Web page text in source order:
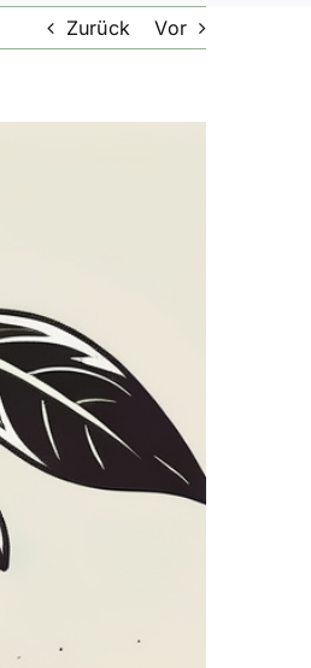
Zurück Vor